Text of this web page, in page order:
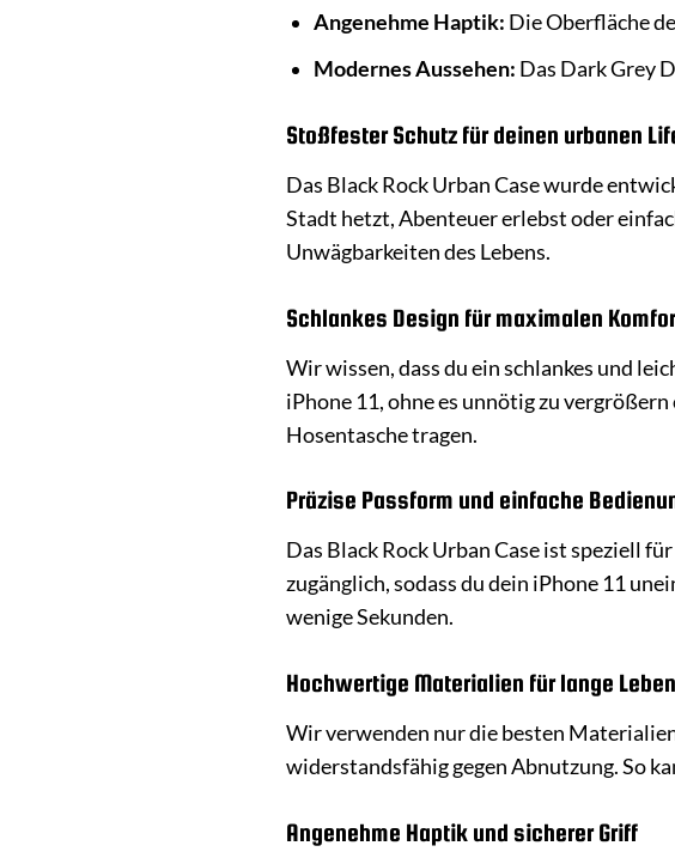
Angenehme Haptik: Die Oberfläche
Modernes Aussehen: Das Dark Grey
Stoßfester Schutz für deinen urbanen
Das Black Rock Urban Case wurde
Stadt hetzt, Abenteuer erlebst oder
Unwägbarkeiten des Lebens.
Schlankes Design für maximalen
Wir wissen, dass du ein schlankes und
iPhone 11, ohne es unnötig zu
Hosentasche tragen.
Präzise Passform und einfache
Das Black Rock Urban Case ist speziell
zugänglich, sodass du dein iPhone 11
wenige Sekunden.
Hochwertige Materialien für lange
Wir verwenden nur die besten
widerstandsfähig gegen Abnutzung. So
Angenehme Haptik und sicherer Griff